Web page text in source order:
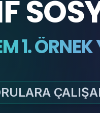
1.